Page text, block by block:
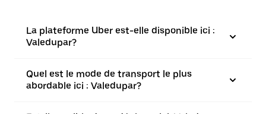
La plateforme Uber est-elle disponible ici :
Valedupar?
Quel est le mode de transport le plus
abordable ici : Valedupar?